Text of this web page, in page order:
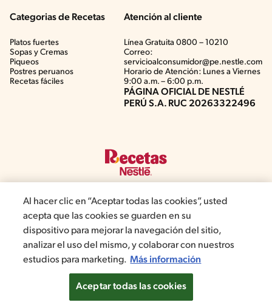
Categorias de Recetas
Platos fuertes
Sopas y Cremas
Piqueos
Postres peruanos
Recetas fáciles
Atención al cliente
Línea Gratuita 0800 – 10210
Correo:
servicioalconsumidor@pe.nestle.com
Horario de Atención: Lunes a Viernes
9:00 a.m. – 6:00 p.m.
PÁGINA OFICIAL DE NESTLÉ
PERÚ S.A. RUC 20263322496
©2019, Nestlé. Marcas registradas por Société del Produits Nestlé,
S.A. Vevey (Suiza)
Términos y Condiciones de Promociones
Aviso de privacidad
Términos y Condiciones de Web
Normas de convivencia
Configuración de cookies
Al hacer clic en “Aceptar todas las cookies”, usted
acepta que las cookies se guarden en su
dispositivo para mejorar la navegación del sitio,
analizar el uso del mismo, y colaborar con nuestros
estudios para marketing. Más información
Aceptar todas las cookies